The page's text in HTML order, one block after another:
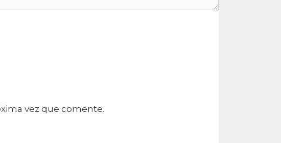
vez que comente.